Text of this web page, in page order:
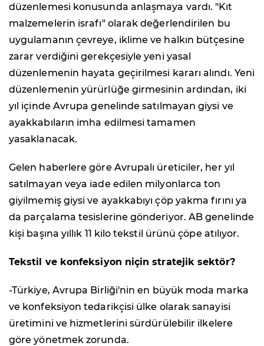
düzenlemesi konusunda anlaşmaya vardı. "Kıt
malzemelerin israfı" olarak değerlendirilen bu
uygulamanın çevreye, iklime ve halkın bütçesine
zarar verdiğini gerekçesiyle yeni yasal
düzenlemenin hayata geçirilmesi kararı alındı. Yeni
düzenlemenin yürürlüğe girmesinin ardından, iki
yıl içinde Avrupa genelinde satılmayan giysi ve
ayakkabıların imha edilmesi tamamen
yasaklanacak.
Gelen haberlere göre Avrupalı üreticiler, her yıl
satılmayan veya iade edilen milyonlarca ton
giyilmemiş giysi ve ayakkabıyı çöp yakma fırını ya
da parçalama tesislerine gönderiyor. AB genelinde
kişi başına yıllık 11 kilo tekstil ürünü çöpe atılıyor.
Tekstil ve konfeksiyon niçin stratejik sektör?
-Türkiye, Avrupa Birliği'nin en büyük moda marka
ve konfeksiyon tedarikçisi ülke olarak sanayisi
üretimini ve hizmetlerini sürdürülebilir ilkelere
göre yönetmek zorunda.